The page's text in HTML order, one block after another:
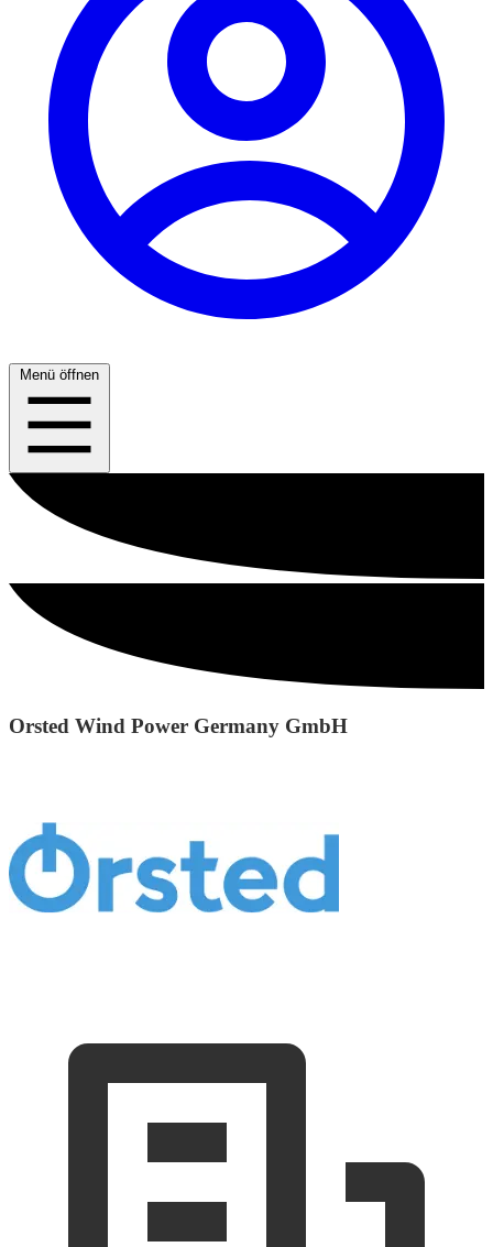
Menü öffnen
Orsted Wind Power Germany GmbH